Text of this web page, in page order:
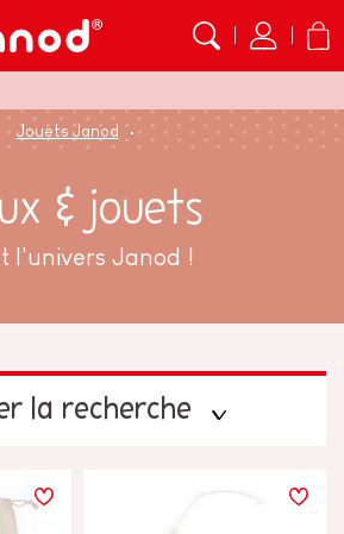
Jouets Janod
& jouets
l'univers Janod !
la recherche